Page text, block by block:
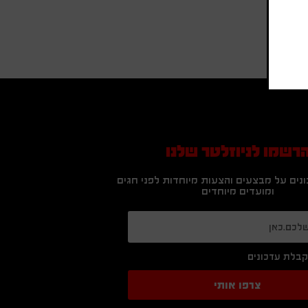
לניוזלטר שלנו
על מבצעים והצעות מיוחדות לפני חגים
ומועדים מיוחדים
עדכונים
צרפו אותי